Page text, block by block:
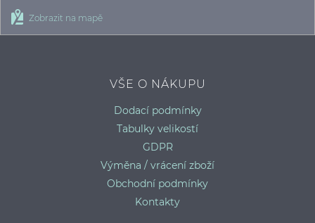
Zobrazit na mapě
VŠE O NÁKUPU
Dodací podmínky
Tabulky velikostí
GDPR
Výměna / vrácení zboží
Obchodní podmínky
Kontakty